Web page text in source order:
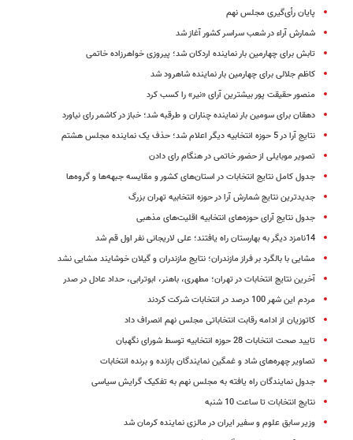
پایان رأی‌گیری مجلس نهم
شمارش آراء در شعب سراسر کشور آغاز شد
تابش برای چهارمین بار نماینده اردکان شد؛ پیروزی خواهرزاده خاتمی
کاظم جلالی برای چهارمین بار نماینده شاهرود شد
منصور حقیقت پور بیشترین آرای «نیر» را کسب کرد
دهقان برای سومین بار نماینده چناران و طرقبه شد؛ خباز در کاشمر رای نیاورد
نتایج آرا در 5 حوزه انتخابیه دیگر اعلام شد؛ حذف یک نماینده مجلس هشتم
تصویر موبایلی از حضور خاتمی در هنگام رای دادن
جدول کامل نتایج انتخابات در استان‌های کشور و مقایسه جبهه‌ها و گروه‌ها
جدیدترین نتایج شمارش آرا در حوزه انتخابیه تهران بزرگ
جدول نتایج آرای حوزه‌های انتخابیه اقلیت‌های مذهبی
14نامزد دیگر به بهارستان راه یافتند؛ علی لاریجانی نفر اول قم شد
مشایی با بالگرد بر فراز مازندران؛ نتایج مازندران و گیلان خوشایند مشایی نشد
آخرین نتایج انتخابات در تهران؛ مطهری، باهنر، ابوترابی، حداد عادل در صدر
مردم این شهر 100 درصد در انتخابات شرکت کردند
کاتوزیان از ادامه رقابت انتخاباتی مجلس نهم انصراف داد
تایید صحت انتخابات 28 حوزه انتخابیه توسط شورای نگهبان
تصاویر چهره‌های شاد و غمگین نمایندگان بازنده و برنده انتخابات
جدول نمایندگان راه یافته به مجلس نهم به تفکیک گرایش سیاسی
نتایج انتخابات تا ساعت 10 شنبه
وزیر سابق علوم و سفیر ایران در مالزی نماینده کرمان شد